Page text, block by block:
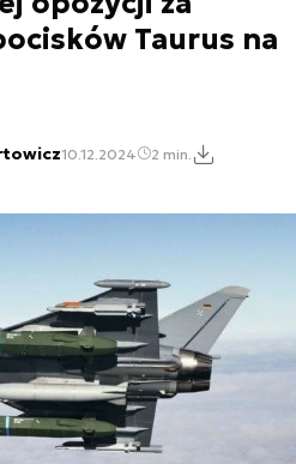
Taurus na
10.12.2024 2 min.